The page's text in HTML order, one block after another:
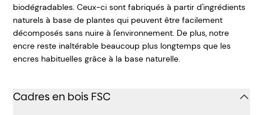
biodégradables. Ceux-ci sont fabriqués à partir d'ingrédients
naturels à base de plantes qui peuvent être facilement
décomposés sans nuire à l'environnement. De plus, notre
encre reste inaltérable beaucoup plus longtemps que les
encres habituelles grâce à la base naturelle.
Cadres en bois FSC